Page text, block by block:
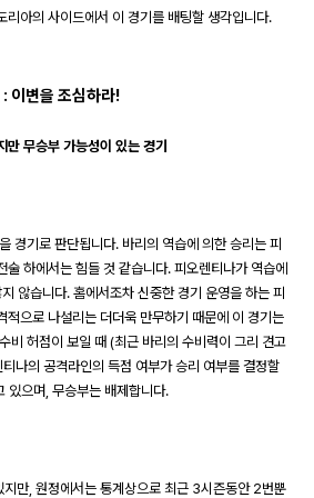
리아의 사이드에서 이 경기를 배팅할 생각입니다.
: 이변을 조심하라!
무승부 가능성이 있는 경기
경기로 판단됩니다. 바리의 역습에 의한 승리는 피
술 하에서는 힘들 것 같습니다. 피오렌티나가 역습에
않습니다. 홈에서조차 신중한 경기 운영을 하는 피
적으로 나설리는 더더욱 만무하기 때문에 이 경기는
비 허점이 보일 때 (최근 바리의 수비력이 그리 견고
티나의 공격라인의 득점 여부가 승리 여부를 결정할
있으며, 무승부는 배제합니다.
지만, 원정에서는 통계상으로 최근 3시즌동안2번뿐